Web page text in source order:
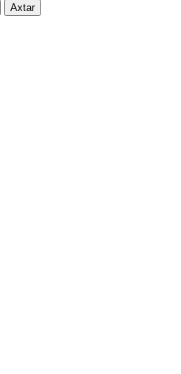
Axtar